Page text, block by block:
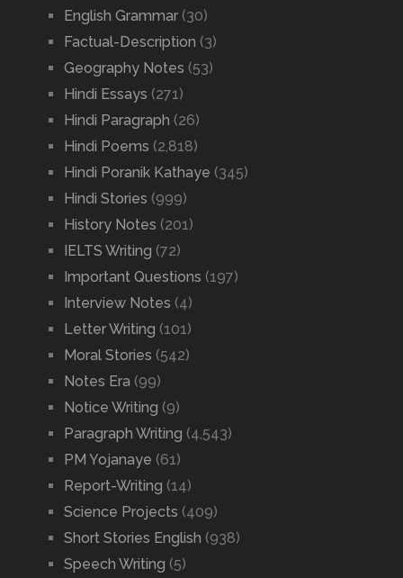
English Grammar(30)
Factual-Description (3)
Geography Notes (53)
Hindi Essays (271)
Hindi Paragraph (26)
Hindi Poems (2,818)
Hindi Poranik Kathaye (345)
Hindi Stories (999)
History Notes (201)
IELTS Writing (72)
Important Questions (197)
Interview Notes (4)
Letter Writing (101)
Moral Stories (542)
Notes Era (99)
Notice Writing (9)
Paragraph Writing (4,543)
PM Yojanaye (61)
Report-Writing (14)
Science Projects (409)
Short Stories English (938)
Speech Writing (5)